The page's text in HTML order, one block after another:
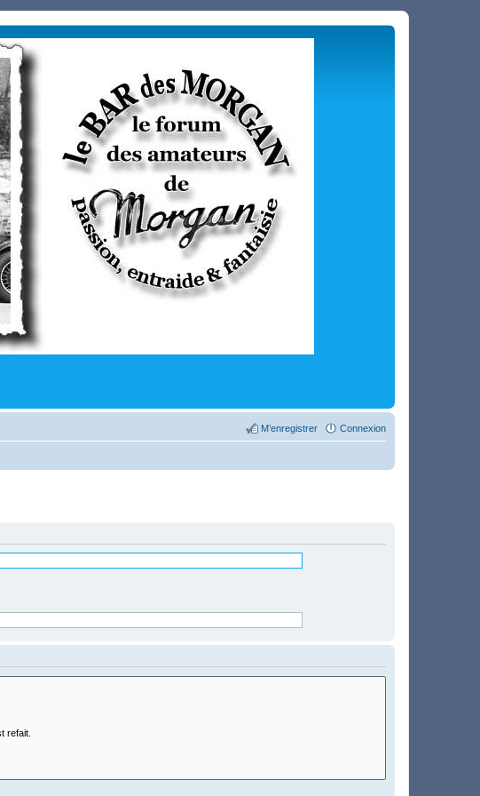
Connexion
M’enregistrer